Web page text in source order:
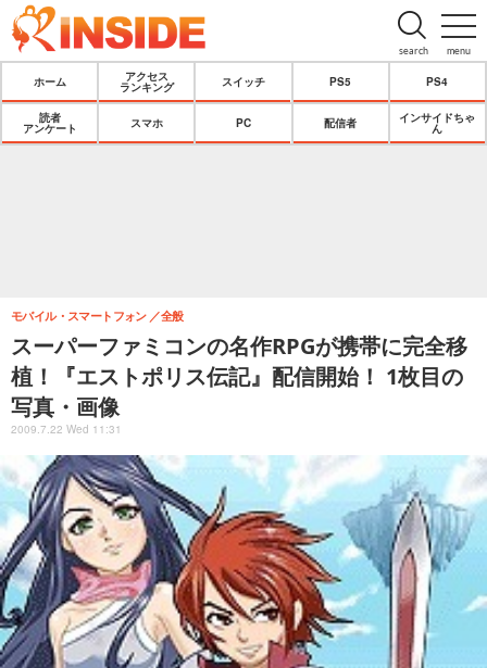
menu
search
ホーム
アクセス
ランキング
スイッチ PS5 PS4
読者
アンケート
スマホ PC 配信者
インサイドちゃ
ん
スーパーファミコンの名作RPGが携帯に完全移
植！『エストポリス伝記』配信開始！ 1枚目の
写真・画像
モバイル・スマートフォン 全般
2009.7.22 Wed 11:31